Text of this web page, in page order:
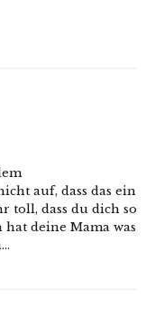
auf, dass das ein
toll, dass du dich so
deine Mama was